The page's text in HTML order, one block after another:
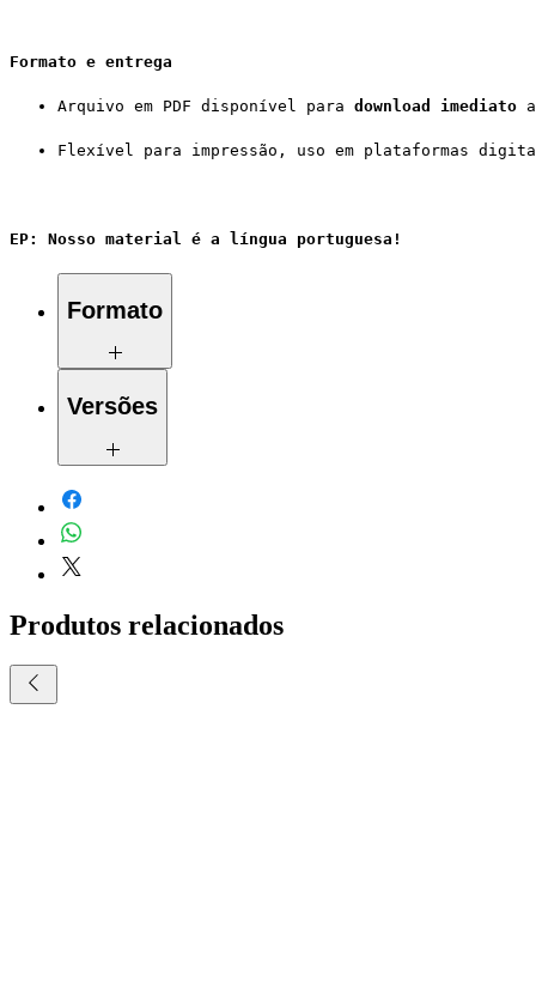
Formato e entrega
Arquivo em PDF disponível para download imediato
Flexível para impressão, uso em plataformas
EP: Nosso material é a língua portuguesa!
Formato
em .zip
Dois arquivos em .pdf
Versões
- Do estudante:
- Do professor:
passo-a-passo e gabarito
Produtos relacionados